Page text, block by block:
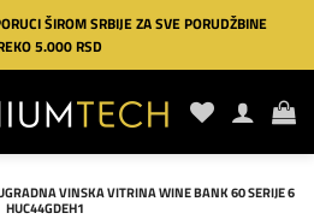
ŠIROM SRBIJE ZA SVE PORUDŽBINE
5.000 RSD
VINSKA VITRINA WINE BANK 60 SERIJE 6
HUC44GDEH1